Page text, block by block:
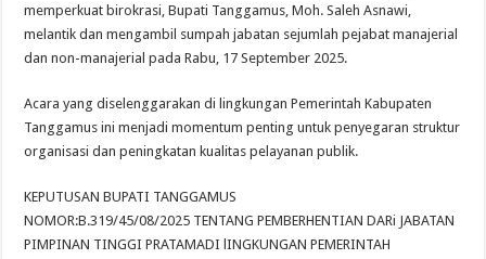
memperkuat birokrasi, Bupati Tanggamus, Moh. Saleh Asnawi,
melantik dan mengambil sumpah jabatan sejumlah pejabat manajerial
dan non-manajerial pada Rabu, 17 September 2025.
Acara yang diselenggarakan di lingkungan Pemerintah Kabupaten
Tanggamus ini menjadi momentum penting untuk penyegaran struktur
organisasi dan peningkatan kualitas pelayanan publik.
KEPUTUSAN BUPATI TANGGAMUS
NOMOR:B.319/45/08/2025 TENTANG PEMBERHENTIAN DARi JABATAN
PIMPINAN TINGGI PRATAMADI lINGKUNGAN PEMERINTAH